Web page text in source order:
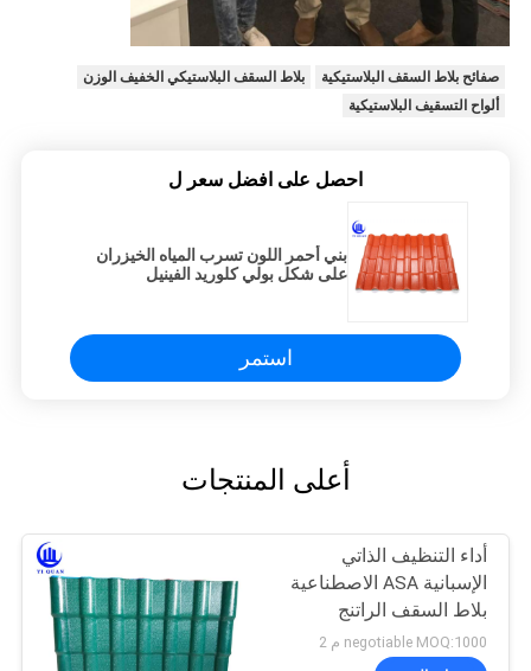
صفائح بلاط السقف البلاستيكية
بلاط السقف البلاستيكي الخفيف الوزن
ألواح التسقيف البلاستيكية
احصل على افضل سعر ل
بني أحمر اللون تسرب المياه الخيزران
على شكل بولي كلوريد الفينيل
استمر
أعلى المنتجات
أداء التنظيف الذاتي
الإسبانية ASA الاصطناعية
بلاط السقف الراتنج
negotiable MOQ:1000 م 2